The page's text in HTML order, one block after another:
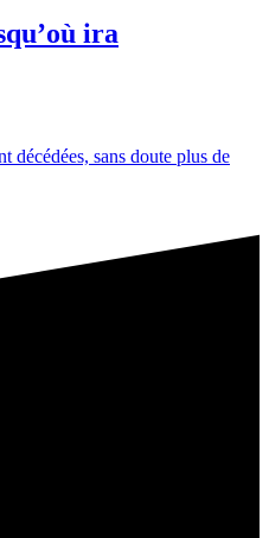
ira
décédées, sans doute plus de